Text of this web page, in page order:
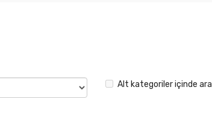
Alt kategoriler içinde ara